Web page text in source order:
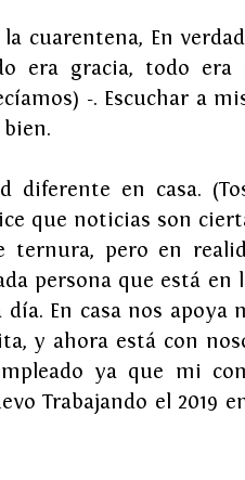
cuarentena, En
era gracia, todo era
-. Escuchar a
diferente en casa.
que noticias son
ternura, pero en
persona que está en
En casa nos apoya
y ahora está con
ya que mi
Trabajando el 2019